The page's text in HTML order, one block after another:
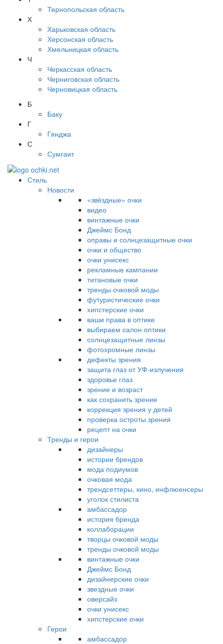
Тернопольская область
Х
Харьковская область
Херсонская область
Хмельницкая область
Ч
Черкасская область
Черниговская область
Черновицкая область
Б
Баку
Г
Гянджа
С
Сумгаит
Стиль
Новости
«звёздные» очки
видео
винтажные очки
Джеймс Бонд
оправы и солнцезащитные очки
очки и общество
очки унисекс
рекламные кампании
титановые очки
тренды очковой моды
футуристические очки
хипстерские очки
ваши права в оптике
выбираем салон оптики
солнцезащитные линзы
фотохромные линзы
дефекты зрения
защита глаз от УФ-излучения
здоровье глаз
зрение и возраст
как сохранить зрение
коррекция зрения у детей
проверка остроты зрения
рецепт на очки
Тренды и герои
дизайнеры
истории брендов
мода подиумов
очковая мода
трендсеттеры, кино, инфлюенсеры
уголок стилиста
амбассадор
история бренда
коллаборации
творцы очковой моды
тренды очковой моды
винтажные очки
Джеймс Бонд
дизайнерские очки
звездные очки
оверсайз
очки унисекс
хипстерские очки
Герои
амбассадор